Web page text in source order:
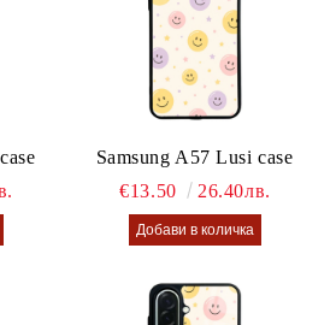
Samsung A57 Lusi case
€13.50
26.40лв.